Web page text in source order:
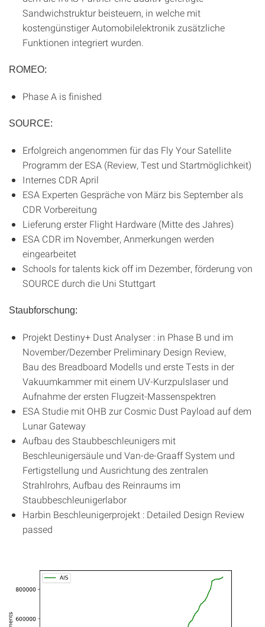
Sandwichstruktur beisteuern, in welche mit
kostengünstiger Automobilelektronik zusätzliche
Funktionen integriert wurden.
ROMEO:
Phase A is finished
SOURCE:
Erfolgreich angenommen für das Fly Your Satellite
Programm der ESA (Review, Test und Startmöglichkeit)
Internes CDR April
ESA Experten Gespräche von März bis September als
CDR Vorbereitung
Lieferung erster Flight Hardware (Mitte des Jahres)
ESA CDR im November, Anmerkungen werden
eingearbeitet
Schools for talents kick off im Dezember, förderung von
SOURCE durch die Uni Stuttgart
Staubforschung:
Projekt Destiny+ Dust Analyser : in Phase B und im
November/Dezember Preliminary Design Review,
Bau des Breadboard Modells und erste Tests in der
Vakuumkammer mit einem UV-Kurzpulslaser und
Aufnahme der ersten Flugzeit-Massenspektren
ESA Studie mit OHB zur Cosmic Dust Payload auf dem
Lunar Gateway
Aufbau des Staubbeschleunigers mit
Beschleunigersäule und Van-de-Graaff System und
Fertigstellung und Ausrichtung des zentralen
Strahlrohrs, Aufbau des Reinraums im
Staubbeschleunigerlabor
Harbin Beschleunigerprojekt : Detailed Design Review
passed